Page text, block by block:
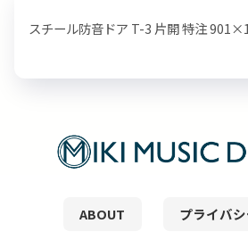
スチール防音ドア T-3 片開 特注
ABOUT プライバ